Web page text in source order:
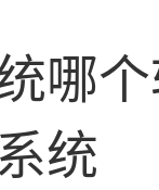
哪
统